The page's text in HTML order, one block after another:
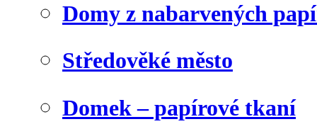
Domy z nabarvených
Středověké město
Domek – papírové tkaní